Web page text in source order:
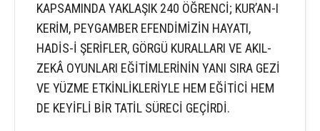
KAPSAMINDA YAKLAŞIK 240 ÖĞRENCİ; KUR’AN-I
KERİM, PEYGAMBER EFENDİMİZİN HAYATI,
HADİS-İ ŞERİFLER, GÖRGÜ KURALLARI VE AKIL-
ZEKÂ OYUNLARI EĞİTİMLERİNİN YANI SIRA GEZİ
VE YÜZME ETKİNLİKLERİYLE HEM EĞİTİCİ HEM
DE KEYİFLİ BİR TATİL SÜRECİ GEÇİRDİ.